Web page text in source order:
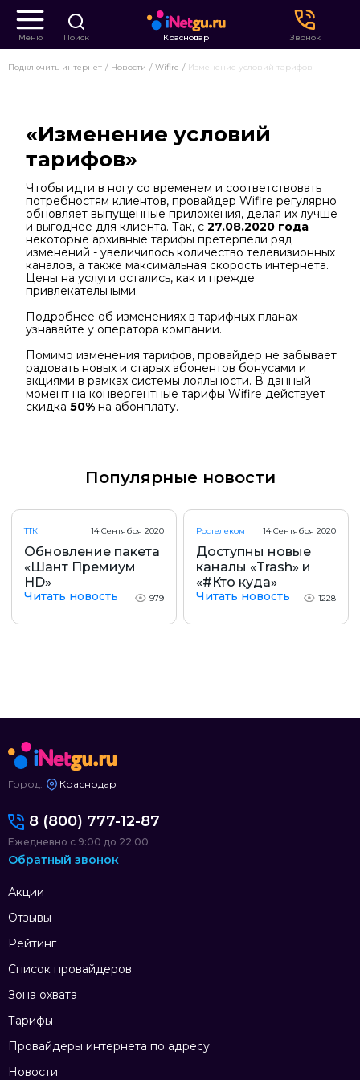
Меню Поиск Краснодар Звонок
Подключить интернет Новости Wifire Изменение условий тарифов
«Изменение условий
тарифов»
Чтобы идти в ногу со временем и соответствовать
потребностям клиентов, провайдер Wifire регулярно
обновляет выпущенные приложения, делая их лучше
и выгоднее для клиента. Так, с 27.08.2020 года
некоторые архивные тарифы претерпели ряд
изменений - увеличилось количество телевизионных
каналов, а также максимальная скорость интернета.
Цены на услуги остались, как и прежде
привлекательными.
Подробнее об изменениях в тарифных планах
узнавайте у оператора компании.
Помимо изменения тарифов, провайдер не забывает
радовать новых и старых абонентов бонусами и
акциями в рамках системы лояльности. В данный
момент на конвергентные тарифы Wifire действует
скидка 50% на абонплату.
Популярные новости
ТТК 14 Сентября 2020
Обновление пакета
«Шант Премиум
HD»
Читать новость 979
Ростелеком 14 Сентября 2020
Доступны новые
каналы «Trash» и
«#Кто куда»
Читать новость 1228
Город: Краснодар
Акции
Отзывы
Рейтинг
Список провайдеров
Зона охвата
Тарифы
Провайдеры интернета по адресу
Новости
8 (800) 777-12-87
Ежедневно с 9:00 до 22:00
Обратный звонок